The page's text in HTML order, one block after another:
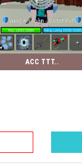
ACC TTT..